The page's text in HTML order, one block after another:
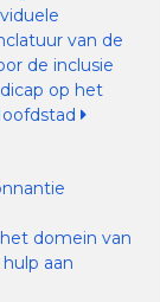
van de
de inclusie
op het
domein van
aan